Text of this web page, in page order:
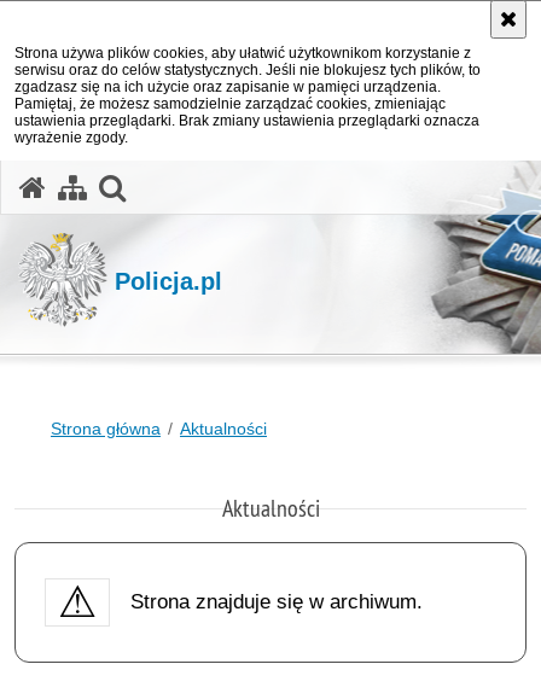
Strona używa plików cookies, aby ułatwić użytkownikom korzystanie z
serwisu oraz do celów statystycznych. Jeśli nie blokujesz tych plików, to
zgadzasz się na ich użycie oraz zapisanie w pamięci urządzenia.
Pamiętaj, że możesz samodzielnie zarządzać cookies, zmieniając
ustawienia przeglądarki. Brak zmiany ustawienia przeglądarki oznacza
wyrażenie zgody.
Policja.pl
Strona główna Aktualności
Aktualności
Strona znajduje się w archiwum.